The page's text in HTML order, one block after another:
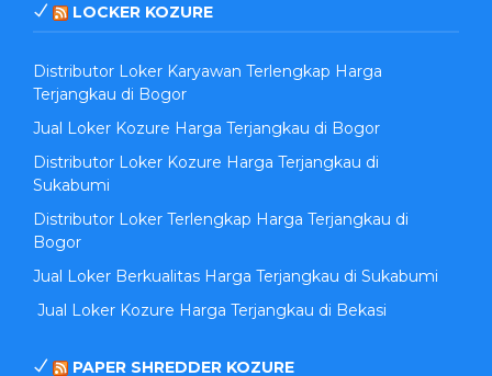
LOCKER KOZURE
Distributor Loker Karyawan Terlengkap Harga
Terjangkau di Bogor
Jual Loker Kozure Harga Terjangkau di Bogor
Distributor Loker Kozure Harga Terjangkau di
Sukabumi
Distributor Loker Terlengkap Harga Terjangkau di
Bogor
Jual Loker Berkualitas Harga Terjangkau di Sukabumi
Jual Loker Kozure Harga Terjangkau di Bekasi
PAPER SHREDDER KOZURE